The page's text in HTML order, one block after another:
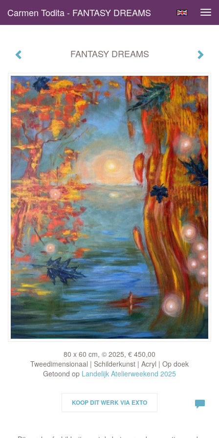
Carmen Todita - FANTASY DREAMS
FANTASY DREAMS
80 x 60 cm, © 2025, € 450,00
Tweedimensionaal | Schilderkunst | Acryl | Op doek
Getoond op Landelijk Atelierweekend 2025
KOOP DIT WERK VIA EXTO